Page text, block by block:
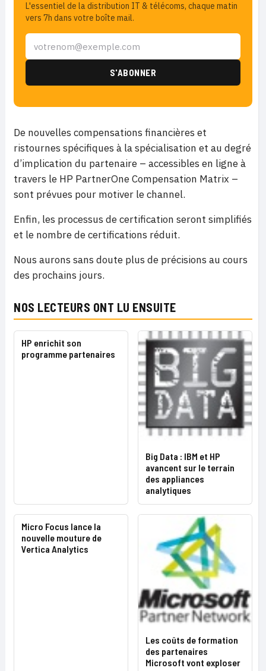
L'essentiel de la distribution IT & télécoms, chaque matin
vers 7h dans votre boîte mail.
De nouvelles compensations financières et
ristournes spécifiques à la spécialisation et au degré
d’implication du partenaire – accessibles en ligne à
travers le HP PartnerOne Compensation Matrix –
sont prévues pour motiver le channel.
Enfin, les processus de certification seront simplifiés
et le nombre de certifications réduit.
Nous aurons sans doute plus de précisions au cours
des prochains jours.
NOS LECTEURS ONT LU ENSUITE
HP enrichit son
programme partenaires
Big Data : IBM et HP
avancent sur le terrain
des appliances
analytiques
Micro Focus lance la
nouvelle mouture de
Vertica Analytics
Les coûts de formation
des partenaires
Microsoft vont exploser